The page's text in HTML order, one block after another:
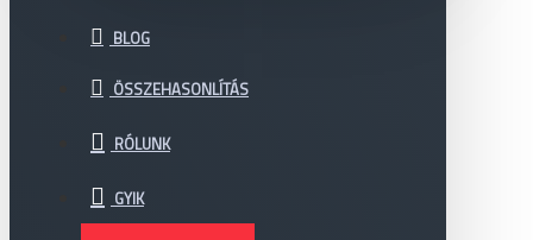
BLOG
ÖSSZEHASONLÍTÁS
RÓLUNK
GYIK